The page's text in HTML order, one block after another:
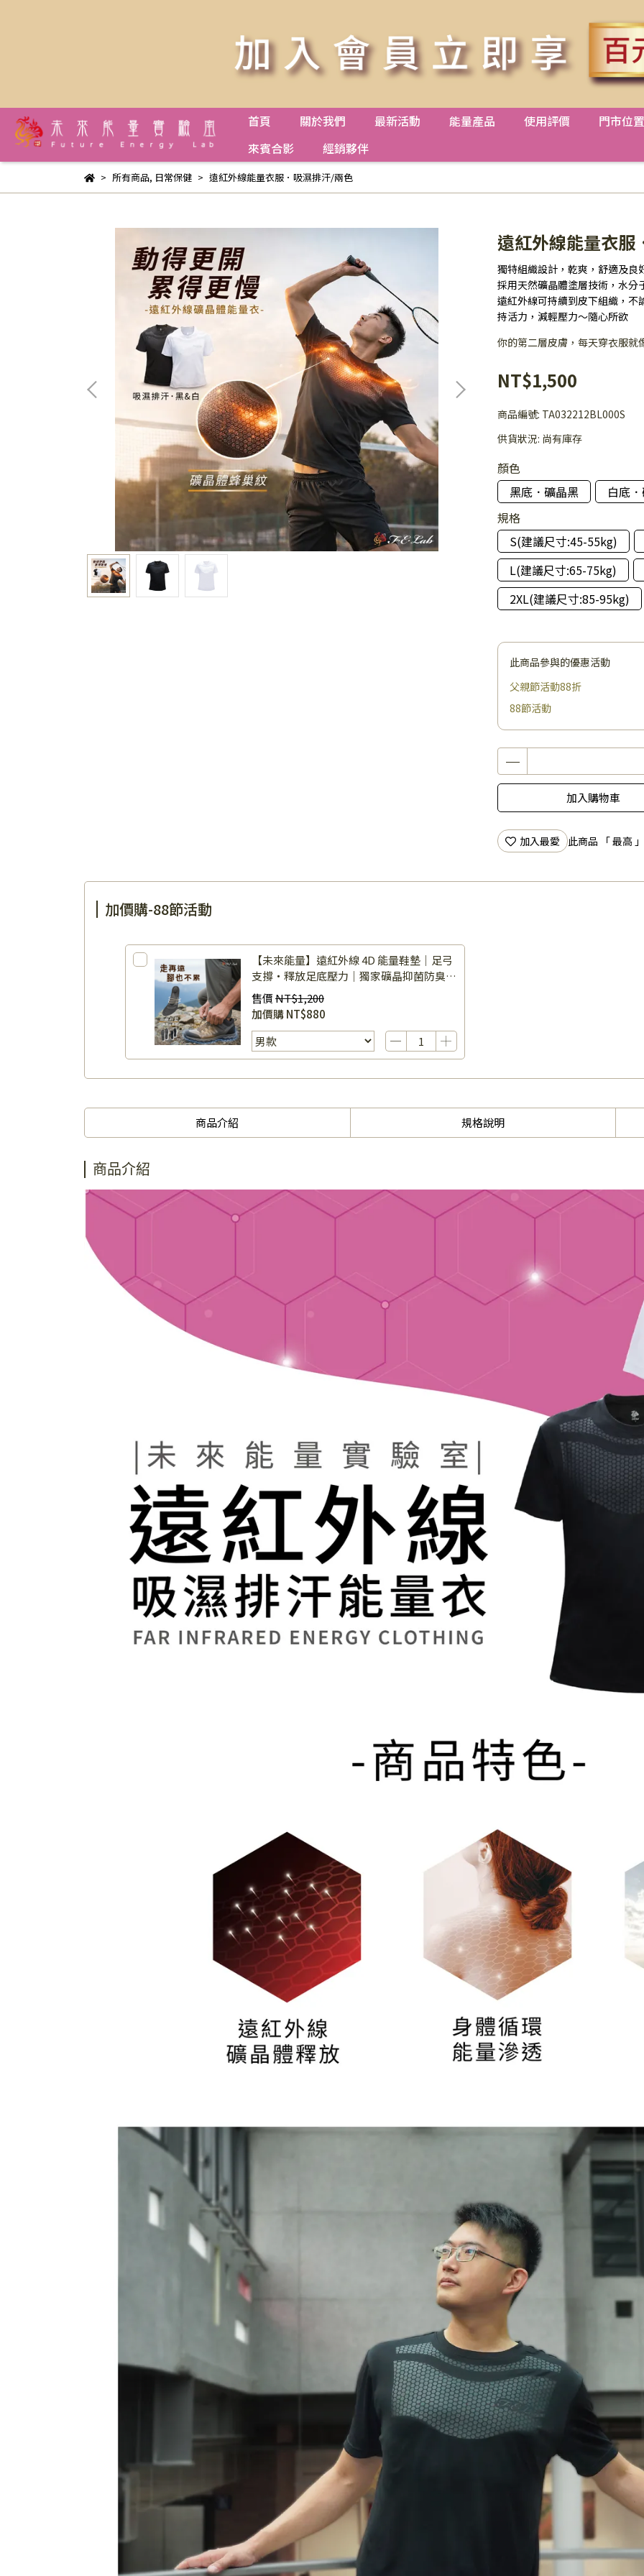
首頁 關於我們 最新活動 能量產品 使用評價
門市位
來賓合影
經銷夥伴
所有商品, 日常保健 遠紅外線能量衣服．吸濕排汗/兩色
遠紅外線能量衣服
獨特組織設計，乾爽，舒適及良
採用天然礦晶體塗層技術，水分
遠紅外線可持續到皮下組織，不
持活力，減輕壓力～隨心所欲
你的第二層皮膚，每天穿衣服就
NT$1,500
商品編號: TA032212BL000S
供貨狀況: 尚有庫存
顏色
黑底．礦晶黑
白底
規格
S(建議尺寸:45-55kg)
L(建議尺寸:65-75kg)
2XL(建議尺寸:85-95kg)
此商品參與的優惠活動
父親節活動88折
88節活動
加入購物車
加入最愛 此商品 「 最高
加價購-88節活動
【未來能量】遠紅外線 4D 能量鞋墊｜足弓
支撐・釋放足底壓力｜獨家礦晶抑菌防臭
（可裁剪）
售價NT$1,200
加價購NT$880
商品介紹 規格說明
商品介紹